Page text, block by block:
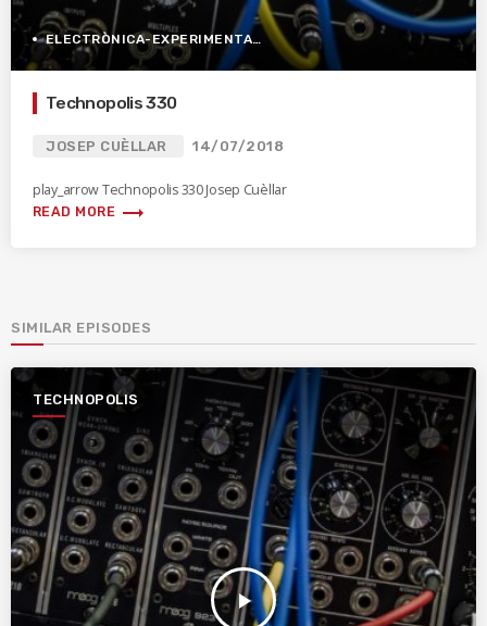
ELECTRÒNICA-EXPERIMENTAL
Technopolis 330
JOSEP CUÈLLAR 14/07/2018
play_arrow Technopolis 330 Josep Cuèllar
READ MORE trending_flat
SIMILAR EPISODES
TECHNOPOLIS
play_arrow